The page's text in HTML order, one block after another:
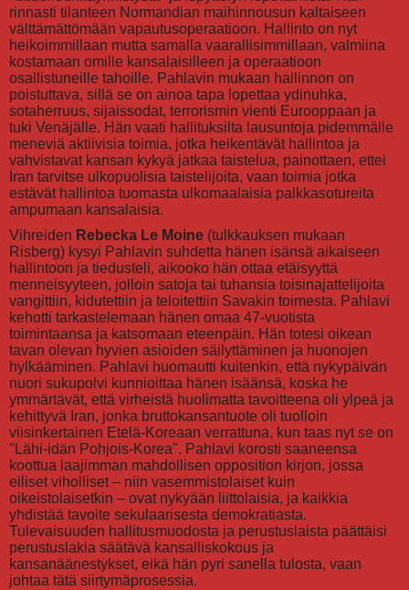
rinnasti tilanteen Normandian maihinnousun kaltaiseen
välttämättömään vapautusoperaatioon. Hallinto on nyt
heikoimmillaan mutta samalla vaarallisimmillaan, valmiina
kostamaan omille kansalaisilleen ja operaatioon
osallistuneille tahoille. Pahlavin mukaan hallinnon on
poistuttava, sillä se on ainoa tapa lopettaa ydinuhka,
sotaherruus, sijaissodat, terrorismin vienti Eurooppaan ja
tuki Venäjälle. Hän vaati hallituksilta lausuntoja pidemmälle
meneviä aktiivisia toimia, jotka heikentävät hallintoa ja
vahvistavat kansan kykyä jatkaa taistelua, painottaen, ettei
Iran tarvitse ulkopuolisia taistelijoita, vaan toimia jotka
estävät hallintoa tuomasta ulkomaalaisia palkkasotureita
ampumaan kansalaisia.
Vihreiden Rebecka Le Moine (tulkkauksen mukaan
Risberg) kysyi Pahlavin suhdetta hänen isänsä aikaiseen
hallintoon ja tiedusteli, aikooko hän ottaa etäisyyttä
menneisyyteen, jolloin satoja tai tuhansia toisinajattelijoita
vangittiin, kidutettiin ja teloitettiin Savakin toimesta. Pahlavi
kehotti tarkastelemaan hänen omaa 47-vuotista
toimintaansa ja katsomaan eteenpäin. Hän totesi oikean
tavan olevan hyvien asioiden säilyttäminen ja huonojen
hylkääminen. Pahlavi huomautti kuitenkin, että nykypäivän
nuori sukupolvi kunnioittaa hänen isäänsä, koska he
ymmärtävät, että virheistä huolimatta tavoitteena oli ylpeä ja
kehittyvä Iran, jonka bruttokansantuote oli tuolloin
viisinkertainen Etelä-Koreaan verrattuna, kun taas nyt se on
"Lähi-idän Pohjois-Korea". Pahlavi korosti saaneensa
koottua laajimman mahdollisen opposition kirjon, jossa
eiliset viholliset – niin vasemmistolaiset kuin
oikeistolaisetkin – ovat nykyään liittolaisia, ja kaikkia
yhdistää tavoite sekulaarisesta demokratiasta.
Tulevaisuuden hallitusmuodosta ja perustuslaista päättäisi
perustuslakia säätävä kansalliskokous ja
kansanäänestykset, eikä hän pyri sanella tulosta, vaan
johtaa tätä siirtymäprosessia.